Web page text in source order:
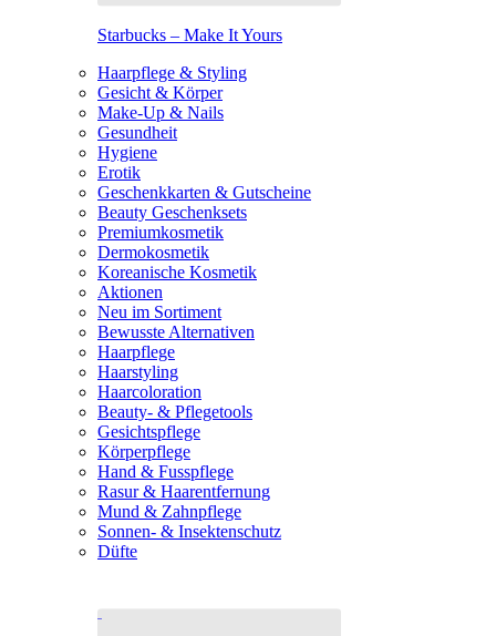
Starbucks – Make It Yours
Haarpflege & Styling
Gesicht & Körper
Make-Up & Nails
Gesundheit
Hygiene
Erotik
Geschenkkarten & Gutscheine
Beauty Geschenksets
Premiumkosmetik
Dermokosmetik
Koreanische Kosmetik
Aktionen
Neu im Sortiment
Bewusste Alternativen
Haarpflege
Haarstyling
Haarcoloration
Beauty- & Pflegetools
Gesichtspflege
Körperpflege
Hand & Fusspflege
Rasur & Haarentfernung
Mund & Zahnpflege
Sonnen- & Insektenschutz
Düfte